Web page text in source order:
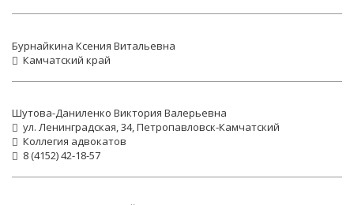
Бурнайкина Ксения Витальевна
Камчатский край
Шутова-Даниленко Виктория Валерьевна
ул. Ленинградская, 34, Петропавловск-Камчатский
Коллегия адвокатов
8 (4152) 42-18-57